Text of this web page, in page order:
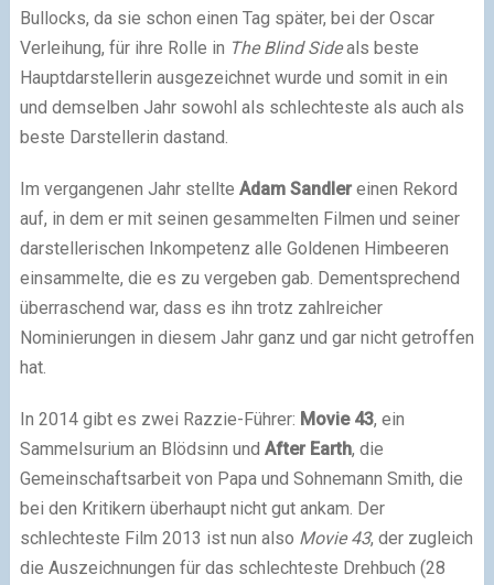
Bullocks, da sie schon einen Tag später, bei der Oscar
Verleihung, für ihre Rolle in The Blind Sideals beste
Hauptdarstellerin ausgezeichnet wurde und somit in ein
und demselben Jahr sowohl als schlechteste als auch als
beste Darstellerin dastand.
Im vergangenen Jahr stellte Adam Sandlereinen Rekord
auf, in dem er mit seinen gesammelten Filmen und seiner
darstellerischen Inkompetenz alle Goldenen Himbeeren
einsammelte, die es zu vergeben gab. Dementsprechend
überraschend war, dass es ihn trotz zahlreicher
Nominierungen in diesem Jahr ganz und gar nicht getroffen
hat.
In 2014 gibt es zwei Razzie-Führer: Movie 43, ein
Sammelsurium an Blödsinn und After Earth, die
Gemeinschaftsarbeit von Papa und Sohnemann Smith, die
bei den Kritikern überhaupt nicht gut ankam. Der
schlechteste Film 2013 ist nun also Movie 43, der zugleich
die Auszeichnungen für das schlechteste Drehbuch (28